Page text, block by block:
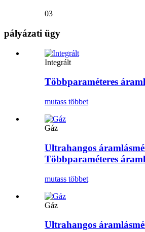
03
pályázati ügy
Integrált
Többparaméteres
mutass többet
Gáz
Ultrahangos
Többparaméteres
mutass többet
Gáz
Ultrahangos